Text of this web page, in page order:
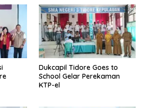
Dukcapil Tidore Goes to
School Gelar Perekaman
KTP-el